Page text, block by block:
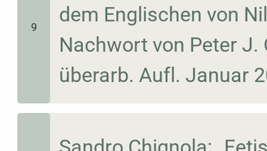
9
dem Englischen von
Nachwort von Peter J.
überarb. Aufl. Januar